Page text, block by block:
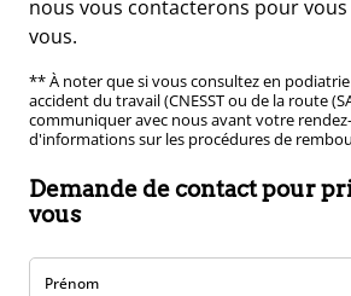
nous vous contacterons pour
vous.
** À noter que si vous consultez en
accident du travail (CNESST ou de la route
communiquer avec nous avant votre
d'informations sur les procédures de
Demande de contact pour
vous
Prénom